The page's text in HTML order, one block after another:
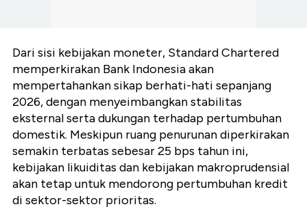
Dari sisi kebijakan moneter, Standard Chartered
memperkirakan Bank Indonesia akan
mempertahankan sikap berhati-hati sepanjang
2026, dengan menyeimbangkan stabilitas
eksternal serta dukungan terhadap pertumbuhan
domestik. Meskipun ruang penurunan diperkirakan
semakin terbatas sebesar 25 bps tahun ini,
kebijakan likuiditas dan kebijakan makroprudensial
akan tetap untuk mendorong pertumbuhan kredit
di sektor-sektor prioritas.